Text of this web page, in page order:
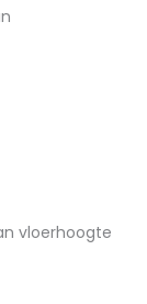
vloerhoogte